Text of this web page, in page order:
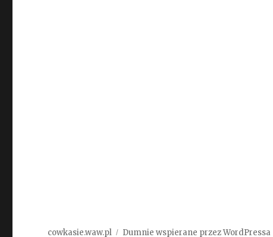
cowkasie.waw.pl Dumnie wspierane przez WordPressa